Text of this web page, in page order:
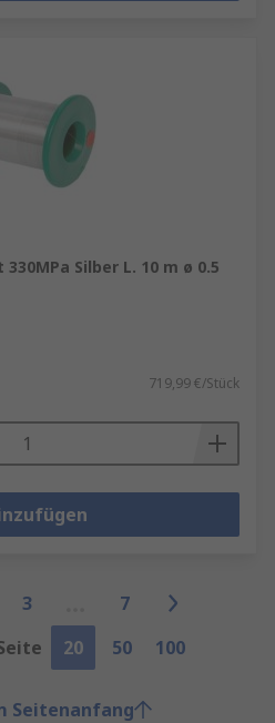
Silber L. 10 m ø 0.5
719,99 €/Stück
3
7
20 50 100
Seitenanfang